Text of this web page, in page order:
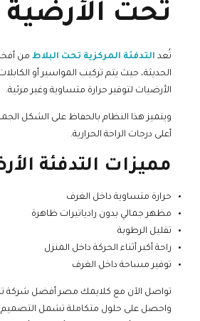
تحت الأرضية
تُعد التدفئة المركزية تحت البلاط من
الحديثة، حيث يتم تركيب المواسير أو
الأرضيات لتوفير حرارة متساوية وغير مرئية.
ويتميز هذا النظام بالحفاظ على الشكل
أعلى درجات الراحة الحرارية.
مميزات التدفئة
حرارة متساوية داخل الغرف
مظهر جمالي بدون رادياتيرات ظاهرة
تقليل الرطوبة
راحة أكبر أثناء الحركة داخل المنزل
توفير مساحة داخل الغرف
تواصل الآن مع كلايمك مصر أفضل شركة
واحصل على حلول متكاملة تشمل التصميم